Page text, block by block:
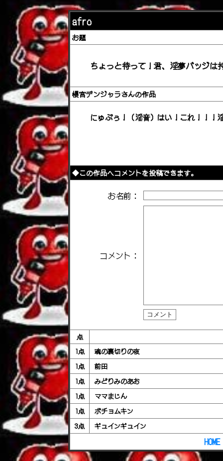
afro
お題
ちょっと待って！君、淫夢バッジは
櫻宮デンジャラさんの作品
にゅぷぅ！（淫音）はい！これ！！！
◆この作品へコメントを投稿できます。
お名前：
コメント：
点
1点
魂の裏切りの夜
1点
前田
1点
みどりみのあお
1点
ママまじん
1点
ボチョムキン
3点
ギュインギュイン
HOME